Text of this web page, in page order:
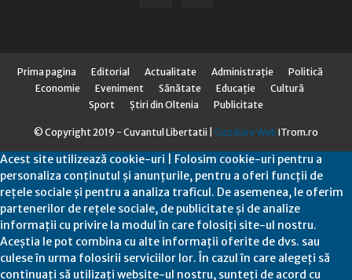
Prima pagina Editorial Actualitate Administraţie
Politică
Economie
Eveniment Sănătate Educaţie
Cultură
Sport
Știri din Oltenia Publicitate
© Copyright 2019 - Cuvantul Libertatii | Gazduire Web ITrom.ro
Acest site utilizează cookie-uri | Folosim cookie-uri pentru a
personaliza conținutul și anunțurile, pentru a oferi funcții de
rețele sociale și pentru a analiza traficul. De asemenea, le oferim
partenerilor de rețele sociale, de publicitate și de analize
informații cu privire la modul în care folosiți site-ul nostru.
Aceștia le pot combina cu alte informații oferite de dvs. sau
culese în urma folosirii serviciilor lor. În cazul în care alegeți să
continuați să utilizați website-ul nostru, sunteți de acord cu